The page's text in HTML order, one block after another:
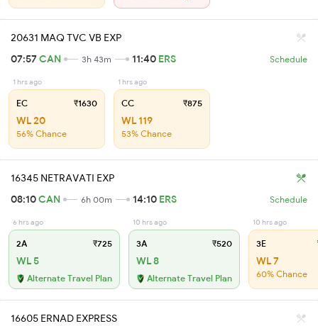
20631 MAQ TVC VB EXP
07:57CAN 3h 43m 11:40 ERS Schedule
1 hrs ago
EC ₹1630
WL 20
56% Chance
1 hrs ago
CC ₹875
WL 119
53% Chance
16345 NETRAVATI EXP
08:10CAN 6h 00m 14:10 ERS Schedule
6 hrs ago
2A ₹725
WL 5
Alternate Travel Plan
10 hrs ago
3A ₹520
WL 8
Alternate Travel Plan
10 hrs ago
3E
WL 7
60% Chance
16605 ERNAD EXPRESS